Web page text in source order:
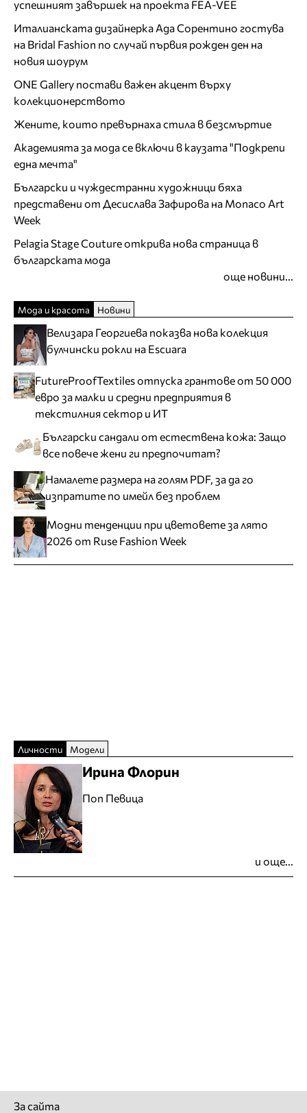
успешният завършек на проекта FEA-VEE
Италианската дизайнерка Ада Сорентино гостува
на Bridal Fashion по случай първия рожден ден на
новия шоурум
ONE Gallery постави важен акцент върху
колекционерството
Жените, които превърнаха стила в безсмъртие
Академията за мода се включи в каузата "Подкрепи
една мечта"
Български и чуждестранни художници бяха
представени от Десислава Зафирова на Monaco Art
Week
Pelagia Stage Couture открива нова страница в
българската мода
още новини...
Мода и красота Новини
Велизара Георгиева показва нова колекция
булчински рокли на Escuara
FutureProofTextiles отпуска грантове от 50 000
евро за малки и средни предприятия в
текстилния сектор и ИТ
Български сандали от естествена кожа: Защо
все повече жени ги предпочитат?
Намалете размера на голям PDF, за да го
изпратите по имейл без проблем
Модни тенденции при цветовете за лято
2026 от Ruse Fashion Week
Личности Модели
Ирина Флорин
Поп Певица
и още...
За сайта